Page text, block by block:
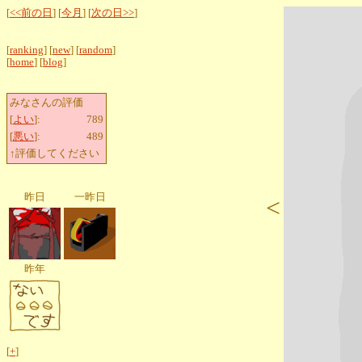
[<<前の日 ] [今月 ] [次の日>>]
[ranking] [new] [random]
[home] [blog]
みなさんの評価
[よい]:
789
[悪い]:
489
↑評価してください
昨日 一昨日
昨年
[+]
<